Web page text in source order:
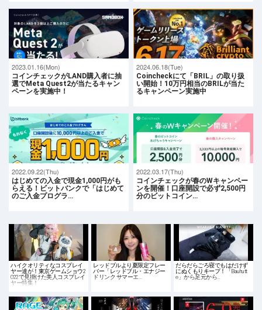
2023.01.16(Mon)
コインチェックがLAND購入者に抽
選でMeta Quest2が当たるキャン
ペーンを実施中！
2024.06.18(Tue)
Coincheckにて「BRIL」の取り扱
い開始！10万円相当のBRILが当た
るキャンペーン実施中
2022.09.22(Thu)
はじめての入金で現金1,000円がも
らえる！ビットバンクで「はじめて
のご入金プログラ…
2022.03.17(Thu)
コインチェックが春のWキャンペー
ンを開催！口座開設で必ず2,500円
分のビットコイン…
ハイクオリティなコスプレイ
ヤー達が！東京ゲームショウ2
022で見掛けた美人コスプレイ
ヤー特集！
レッドブルより夏限定フレー
バー「レッドブル・エナジー
ドリンク サマーエ…
だらだらごろ寝でもはだけず
にぬくもりキープ！「Bauhutt
e」から足元から…